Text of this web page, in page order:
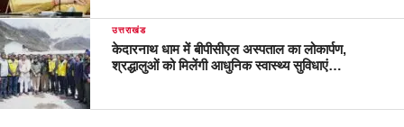
उत्तराखंड
केदारनाथ धाम में बीपीसीएल अस्पताल का लोकार्पण,
श्रद्धालुओं को मिलेंगी आधुनिक स्वास्थ्य सुविधाएं…